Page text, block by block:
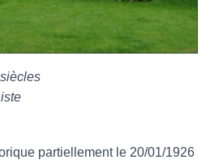
siècles
partiellement le 20/01/1926